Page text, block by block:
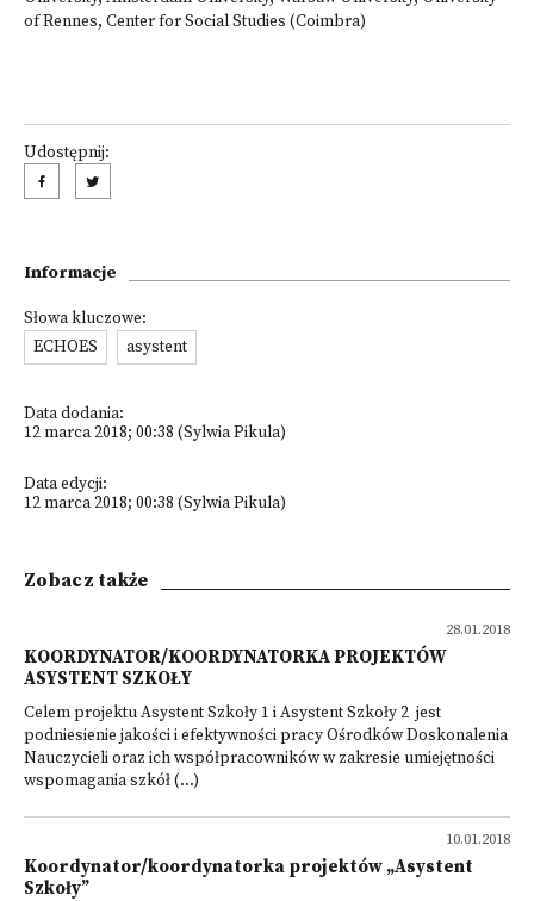
of Rennes, Center for Social Studies (Coimbra)
Udostępnij:
Informacje
Słowa kluczowe:
ECHOES
asystent
Data dodania:
12 marca 2018; 00:38 (Sylwia Pikula)
Data edycji:
12 marca 2018; 00:38 (Sylwia Pikula)
Zobacz także
28.01.2018
KOORDYNATOR/KOORDYNATORKA PROJEKTÓW
ASYSTENT SZKOŁY
Celem projektu Asystent Szkoły 1 i Asystent Szkoły 2 jest
podniesienie jakości i efektywności pracy Ośrodków Doskonalenia
Nauczycieli oraz ich współpracowników w zakresie umiejętności
wspomagania szkół (...)
10.01.2018
Koordynator/koordynatorka projektów „Asystent
Szkoły”